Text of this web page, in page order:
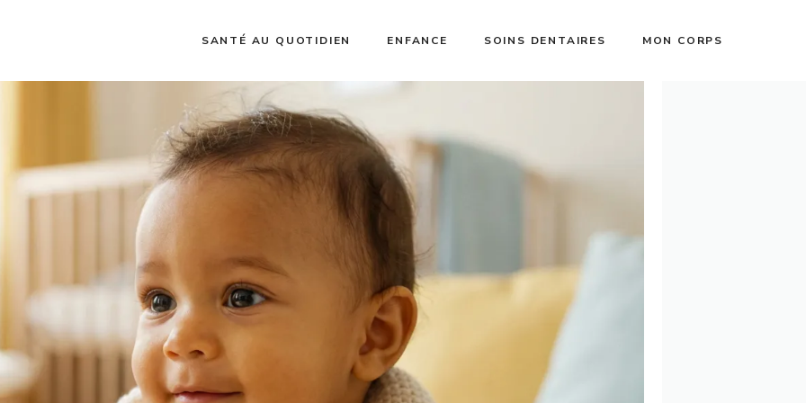
SANTÉ AU QUOTIDIEN ENFANCE SOINS DENTAIRES MON CORPS